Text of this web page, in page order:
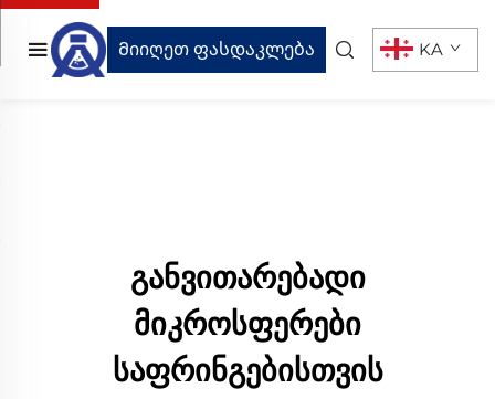
Მიიღეთ ფასდაკლება KA
განვითარებადი
მიკროსფერები
საფრინგებისთვის